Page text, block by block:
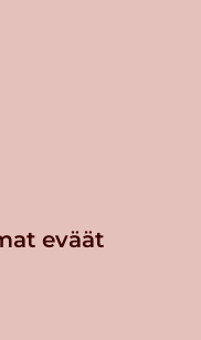
eväät